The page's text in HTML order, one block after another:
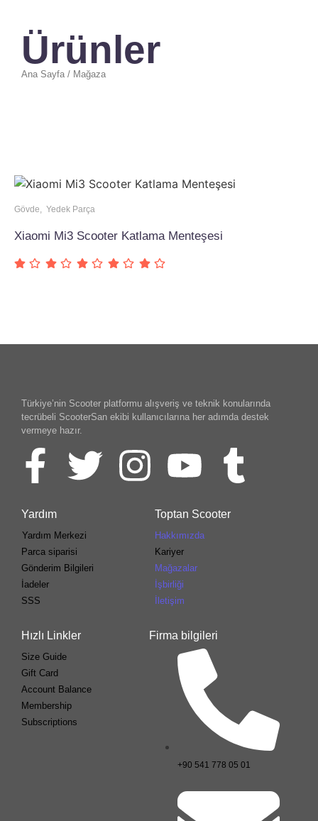
Ürünler
Ana Sayfa / Mağaza
Gövde, Yedek Parça
Xiaomi Mi3 Scooter Katlama Menteşesi
Türkiye’nin Scooter platformu alışveriş ve teknik konularında
tecrübeli ScooterSan ekibi kullanıcılarına her adımda destek
vermeye hazır.
Yardım
Yardım Merkezi
Parca siparisi
Gönderim Bilgileri
İadeler
SSS
Toptan Scooter
Hakkımızda
Kariyer
Mağazalar
İşbirliği
İletişim
Hızlı Linkler
Size Guide
Gift Card
Account Balance
Membership
Subscriptions
Firma bilgileri
+90 541 778 05 01